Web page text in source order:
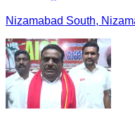
Nizamabad South,